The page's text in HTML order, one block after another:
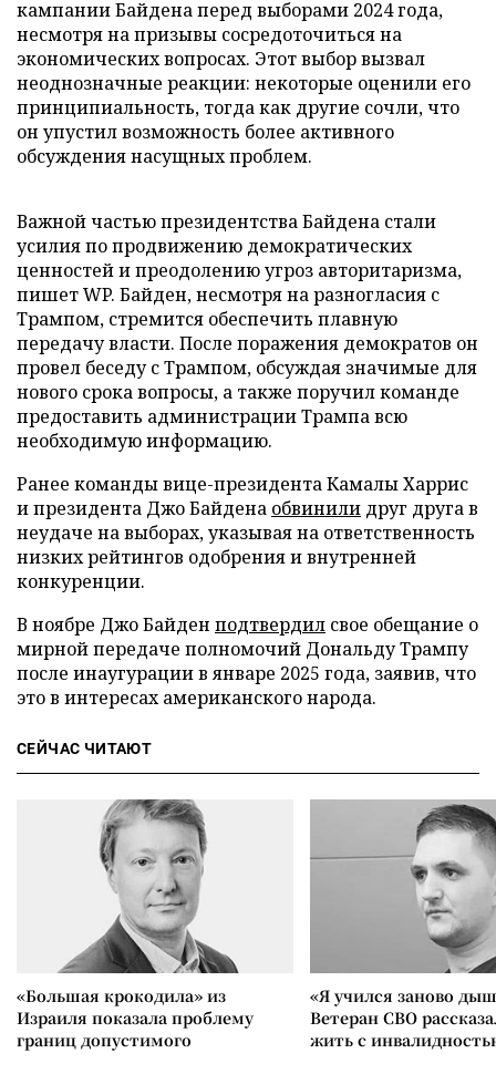
кампании Байдена перед выборами 2024 года,
несмотря на призывы сосредоточиться на
экономических вопросах. Этот выбор вызвал
неоднозначные реакции: некоторые оценили его
принципиальность, тогда как другие сочли, что
он упустил возможность более активного
обсуждения насущных проблем.
Важной частью президентства Байдена стали
усилия по продвижению демократических
ценностей и преодолению угроз авторитаризма,
пишет WP. Байден, несмотря на разногласия с
Трампом, стремится обеспечить плавную
передачу власти. После поражения демократов он
провел беседу с Трампом, обсуждая значимые для
нового срока вопросы, а также поручил команде
предоставить администрации Трампа всю
необходимую информацию.
Ранее команды вице-президента Камалы Харрис
и президента Джо Байдена обвинили друг друга в
неудаче на выборах, указывая на ответственность
низких рейтингов одобрения и внутренней
конкуренции.
В ноябре Джо Байден подтвердил свое обещание о
мирной передаче полномочий Дональду Трампу
после инаугурации в январе 2025 года, заявив, что
это в интересах американского народа.
СЕЙЧАС ЧИТАЮТ
«Большая крокодила» из
Израиля показала проблему
границ допустимого
«Я учился заново
Ветеран СВО
жить с